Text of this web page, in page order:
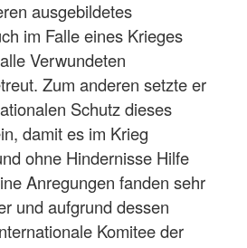
ausgebildetes
im Falle eines Krieges
Verwundeten
Zum anderen setzte er
Schutz dieses
damit es im Krieg
ohne Hindernisse Hilfe
Anregungen fanden sehr
und aufgrund dessen
Komitee der